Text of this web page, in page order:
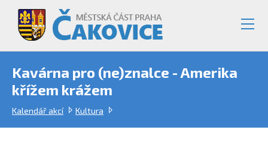
Kavárna pro (ne)znalce - Amerika
křížem krážem
Kalendář akcí Kultura